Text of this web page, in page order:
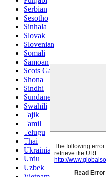
Serbian
Sesotho
Sinhala
Slovak
Slovenian
Somali
Samoan
Scots Gaelic
Shona
Sindhi
Sundanese
Swahili
Tajik
Tamil
Telugu
Thai
Ukrainian
Urdu
Uzbek